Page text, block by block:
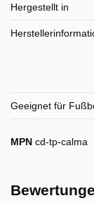
Hergestellt in
Geeignet für
MPN cd-tp-calma